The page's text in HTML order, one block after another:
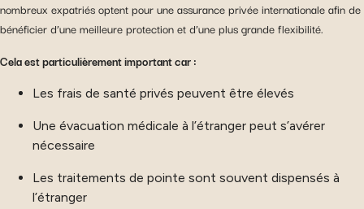
nombreux expatriés optent pour une assurance privée internationale afin de
bénéficier d’une meilleure protection et d’une plus grande flexibilité.
Cela est particulièrement important car :
Les frais de santé privés peuvent être élevés
Une évacuation médicale à l’étranger peut s’avérer
nécessaire
Les traitements de pointe sont souvent dispensés à
l’étranger